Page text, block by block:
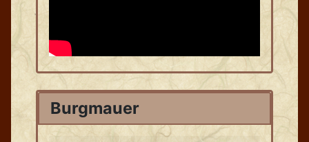
Burgmauer